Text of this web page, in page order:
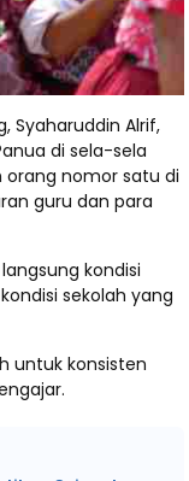
Syaharuddin Alrif,
di sela-sela
orang nomor satu di
guru dan para
kondisi
sekolah yang
untuk konsisten